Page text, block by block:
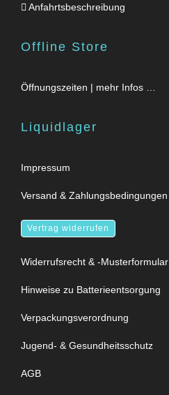
Anfahrtsbeschreibung
Offline Store
Öffnungszeiten | mehr Infos …
Liquidlager
Impressum
Versand & Zahlungsbedingungen
Vertrag widerrufen
Widerrufsrecht & -Musterformular
Hinweise zu Batterieentsorgung
Verpackungsverordnung
Jugend- & Gesundheitsschutz
AGB